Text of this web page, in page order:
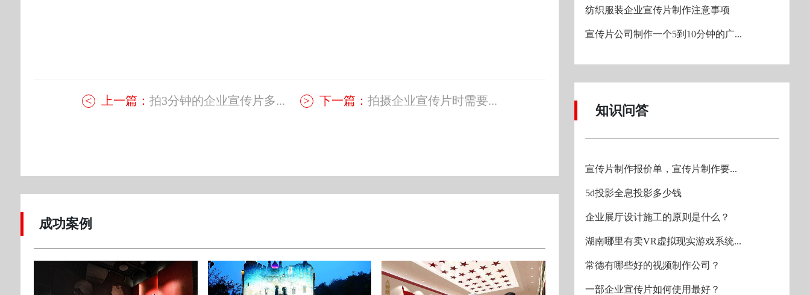
上一篇： 拍3分钟的企业宣传片多... 下一篇： 拍摄企业宣传片时需要...
成功案例
纺织服装企业宣传片制作注意事项
宣传片公司制作一个5到10分钟的广...
知识问答
宣传片制作报价单，宣传片制作要...
5d投影全息投影多少钱
企业展厅设计施工的原则是什么？
湖南哪里有卖VR虚拟现实游戏系统...
常德有哪些好的视频制作公司？
一部企业宣传片如何使用最好？